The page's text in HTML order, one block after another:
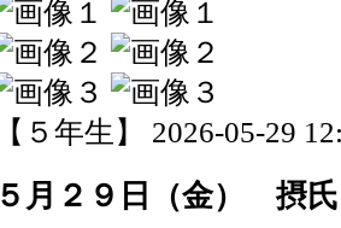
【５年生】 2026-05-29
５月２９日（金） 摂